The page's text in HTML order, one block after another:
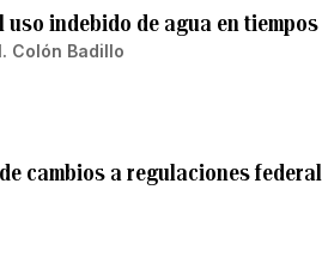
uso indebido de agua en
Colón Badillo
cambios a regulaciones